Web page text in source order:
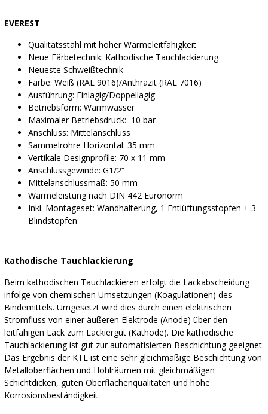
EVEREST
Qualitätsstahl mit hoher Wärmeleitfähigkeit
Neue Färbetechnik: Kathodische Tauchlackierung
Neueste Schweißtechnik
Farbe: Weiß (RAL 9016)/Anthrazit (RAL 7016)
Ausführung: Einlagig/Doppellagig
Betriebsform: Warmwasser
Maximaler Betriebsdruck: 10 bar
Anschluss: Mittelanschluss
Sammelrohre Horizontal: 35 mm
Vertikale Designprofile: 70 x 11 mm
Anschlussgewinde: G1/2‘‘
Mittelanschlussmaß: 50 mm
Wärmeleistung nach DIN 442 Euronorm
Inkl. Montageset: Wandhalterung, 1 Entlüftungsstopfen + 3
Blindstopfen
Kathodische Tauchlackierung
Beim kathodischen Tauchlackieren erfolgt die Lackabscheidung
infolge von chemischen Umsetzungen (Koagulationen) des
Bindemittels. Umgesetzt wird dies durch einen elektrischen
Stromfluss von einer äußeren Elektrode (Anode) über den
leitfähigen Lack zum Lackiergut (Kathode). Die kathodische
Tauchlackierung ist gut zur automatisierten Beschichtung geeignet.
Das Ergebnis der KTL ist eine sehr gleichmäßige Beschichtung von
Metalloberflächen und Hohlräumen mit gleichmäßigen
Schichtdicken, guten Oberflächenqualitäten und hohe
Korrosionsbeständigkeit.